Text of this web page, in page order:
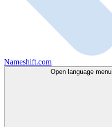
Nameshift.com
Open language menu